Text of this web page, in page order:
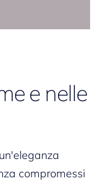
e nelle
compromessi